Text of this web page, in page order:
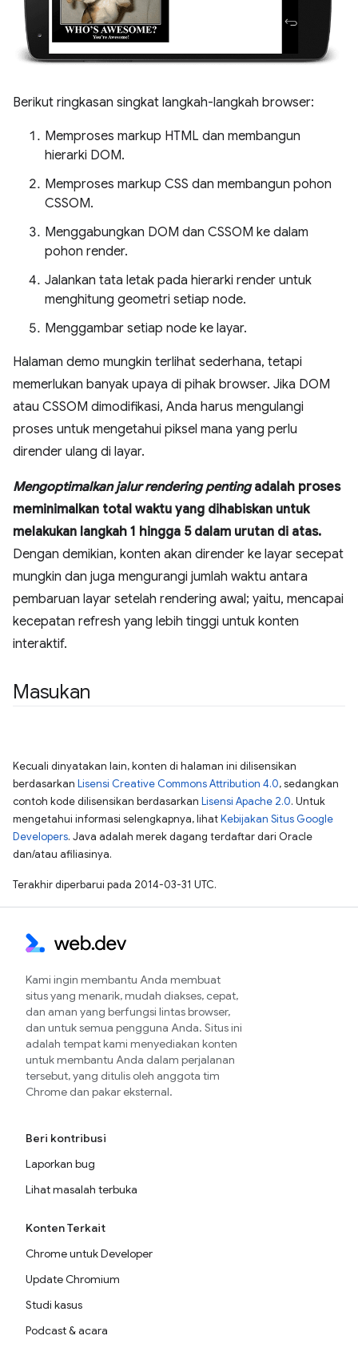
Berikut ringkasan singkat langkah-langkah browser:
Memproses markup HTML dan membangun
hierarki DOM.
Memproses markup CSS dan membangun pohon
CSSOM.
Menggabungkan DOM dan CSSOM ke dalam
pohon render.
Jalankan tata letak pada hierarki render untuk
menghitung geometri setiap node.
Menggambar setiap node ke layar.
Halaman demo mungkin terlihat sederhana, tetapi
memerlukan banyak upaya di pihak browser. Jika DOM
atau CSSOM dimodifikasi, Anda harus mengulangi
proses untuk mengetahui piksel mana yang perlu
dirender ulang di layar.
Mengoptimalkan jalur rendering pentingadalah proses
meminimalkan total waktu yang dihabiskan untuk
melakukan langkah 1 hingga 5 dalam urutan di atas.
Dengan demikian, konten akan dirender ke layar secepat
mungkin dan juga mengurangi jumlah waktu antara
pembaruan layar setelah rendering awal; yaitu, mencapai
kecepatan refresh yang lebih tinggi untuk konten
interaktif.
Masukan
Kecuali dinyatakan lain, konten di halaman ini dilisensikan
berdasarkan Lisensi Creative Commons Attribution 4.0, sedangkan
contoh kode dilisensikan berdasarkan Lisensi Apache 2.0. Untuk
mengetahui informasi selengkapnya, lihatKebijakan Situs Google
Developers. Java adalah merek dagang terdaftar dari Oracle
dan/atau afiliasinya.
Terakhir diperbarui pada 2014-03-31 UTC.
Kami ingin membantu Anda membuat
situs yang menarik, mudah diakses, cepat,
dan aman yang berfungsi lintas browser,
dan untuk semua pengguna Anda. Situs ini
adalah tempat kami menyediakan konten
untuk membantu Anda dalam perjalanan
tersebut, yang ditulis oleh anggota tim
Chrome dan pakar eksternal.
Beri kontribusi
Laporkan bug
Lihat masalah terbuka
Konten Terkait
Chrome untuk Developer
Update Chromium
Studi kasus
Podcast & acara